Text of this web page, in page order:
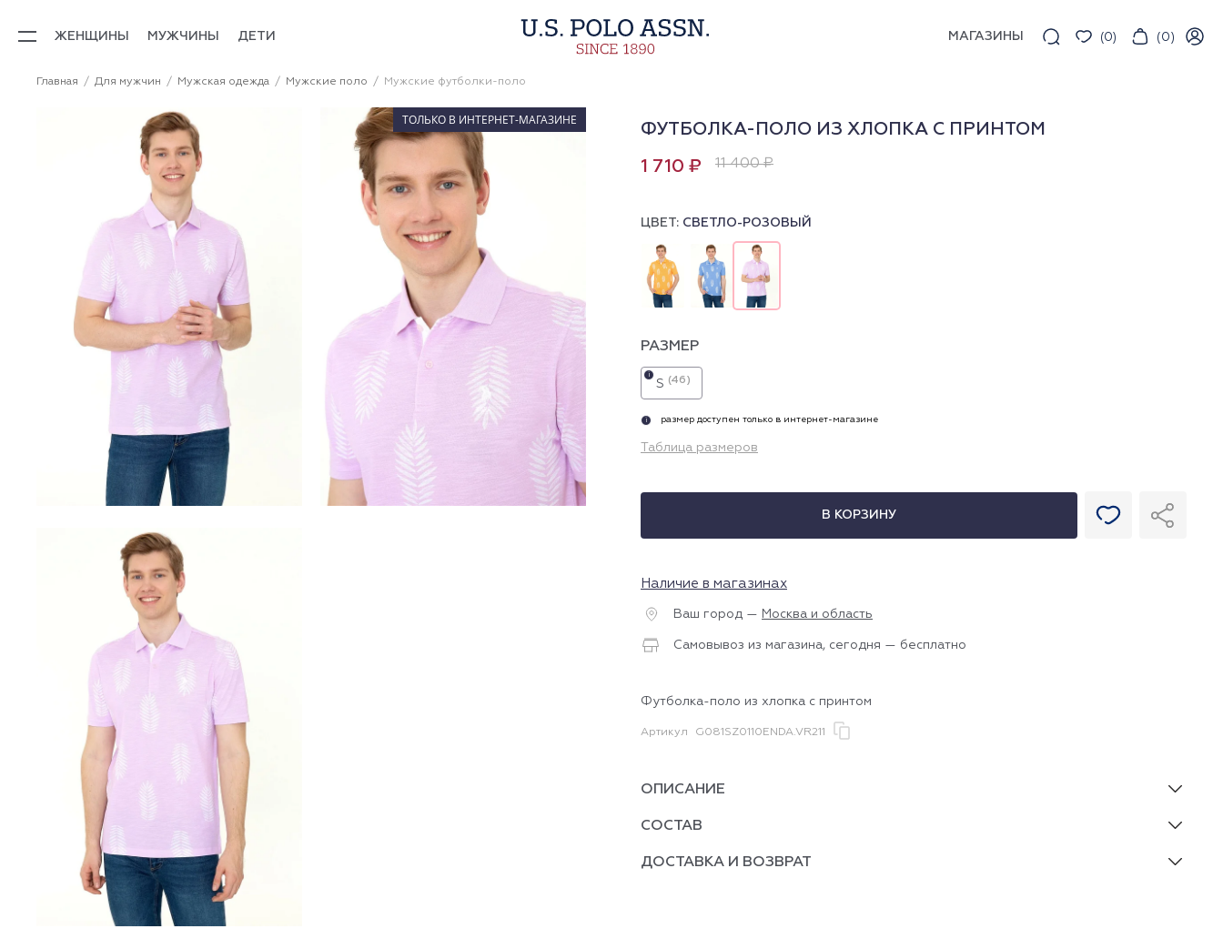
ЖЕНЩИНЫ МУЖЧИНЫ ДЕТИ МАГАЗИНЫ (0) (0)
Главная Для мужчин Мужская одежда Мужские поло Мужские футболки-поло
ТОЛЬКО В ИНТЕРНЕТ-МАГАЗИНЕ
ФУТБОЛКА-ПОЛО ИЗ ХЛОПКА С ПРИНТОМ
1 710 ₽ 11 400 ₽
ЦВЕТ: СВЕТЛО-РОЗОВЫЙ
РАЗМЕР
S (46)
i
i размер доступен только в интернет-магазине
Таблица размеров
В КОРЗИНУ
Наличие в магазинах
Ваш город — Москва и область
Самовывоз из магазина, сегодня — бесплатно
Футболка-поло из хлопка с принтом
Артикул G081SZ0110ENDA.VR211
ОПИСАНИЕ
СОСТАВ
ДОСТАВКА И ВОЗВРАТ